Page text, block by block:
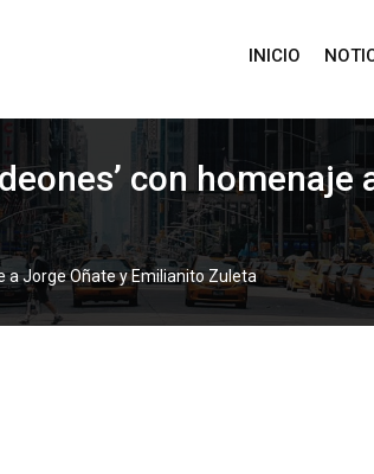
INICIO
con
a Jorge Oñate y Emilianito Zuleta